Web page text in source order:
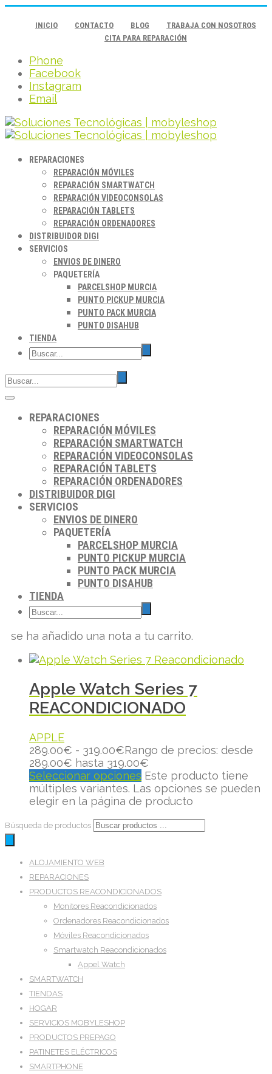
INICIO CONTACTO BLOG
TRABAJA CON NOSOTROS
CITA PARA REPARACIÓN
Phone
Facebook
Instagram
Email
REPARACIONES
REPARACIÓN MÓVILES
REPARACIÓN SMARTWATCH
REPARACIÓN VIDEOCONSOLAS
REPARACIÓN TABLETS
REPARACIÓN ORDENADORES
DISTRIBUIDOR DIGI
SERVICIOS
ENVIOS DE DINERO
PAQUETERÍA
PARCELSHOP MURCIA
PUNTO PICKUP MURCIA
PUNTO PACK MURCIA
PUNTO DISAHUB
TIENDA
REPARACIONES
REPARACIÓN MÓVILES
REPARACIÓN SMARTWATCH
REPARACIÓN VIDEOCONSOLAS
REPARACIÓN TABLETS
REPARACIÓN ORDENADORES
DISTRIBUIDOR DIGI
SERVICIOS
ENVIOS DE DINERO
PAQUETERÍA
PARCELSHOP MURCIA
PUNTO PICKUP MURCIA
PUNTO PACK MURCIA
PUNTO DISAHUB
TIENDA
se ha añadido una nota a tu carrito.
Apple Watch Series 7
REACONDICIONADO
APPLE
289.00€ - 319.00€Rango de precios: desde
289.00€ hasta 319.00€
Seleccionar opciones Este producto tiene
múltiples variantes. Las opciones se pueden
elegir en la página de producto
Búsqueda de productos
ALOJAMIENTO WEB
REPARACIONES
PRODUCTOS REACONDICIONADOS
Monitores Reacondicionados
Ordenadores Reacondicionados
Móviles Reacondicionados
Smartwatch Reacondicionados
Appel Watch
SMARTWATCH
TIENDAS
HOGAR
SERVICIOS MOBYLESHOP
PRODUCTOS PREPAGO
PATINETES ELÉCTRICOS
SMARTPHONE